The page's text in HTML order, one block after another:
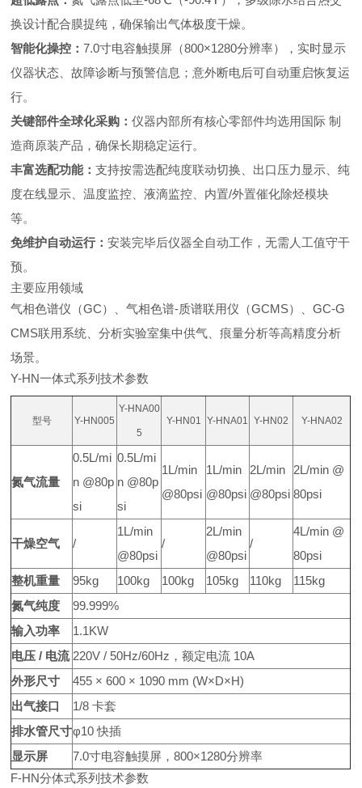
换设计配合膜提纯，确保输出气体极度干燥。
智能化操控：7.0寸电容触摸屏（800×1280分辨率），实时显示
仪器状态、故障诊断与预警信息；意外断电后可自动重启恢复运
行。
关键部件全球化采购：仪器内部所有核心零部件均选用国际 制
造商原装产品，确保长期稳定运行。
丰富选配功能：支持按需选配纯度联动切换、出口压力显示、纯
度在线显示、温度监控、液滴监控、内置/外置催化除烃模块
等。
免维护自动运行：安装完毕后仪器全自动工作，无需人工值守干
预。
主要应用领域
气相色谱仪（GC）、气相色谱-质谱联用仪（GCMS）、GC-G
CMS联用系统、分析实验室集中供气、痕量分析等高精度分析
场景。
Y-HN一体式系列技术参数
型号 Y-HN005
Y-HNA00
5
Y-HN01 Y-HNA01 Y-HN02 Y-HNA02
氮气流量
0.5L/mi
n @80p
si
0.5L/mi
n @80p
si
1L/min
@80psi
1L/min
@80psi
2L/min
@80psi
2L/min @
80psi
干燥空气 /
1L/min
@80psi
/
2L/min
@80psi
/
4L/min @
80psi
整机重量
95kg 100kg 100kg 105kg 110kg
115kg
氮气纯度
99.999%
输入功率
1.1KW
电压 / 电流 220V / 50Hz/60Hz，额定电流 10A
外形尺寸
455 × 600 × 1090 mm (W×D×H)
出气接口
1/8 卡套
排水管尺寸φ10 快插
显示屏
7.0寸电容触摸屏，800×1280分辨率
F-HN分体式系列技术参数